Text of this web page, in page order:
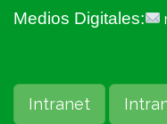
Medios Digitales:
Intranet